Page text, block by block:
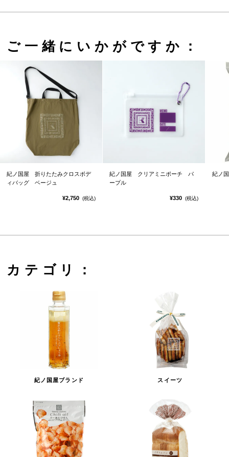
ご一緒にいかがですか：
紀ノ国屋 折りたたみクロスボデ
ィバッグ ベージュ
¥2,750 (税込)
紀ノ国屋 クリアミニポーチ パ
ープル
¥330 (税込)
紀ノ
カテゴリ：
紀ノ国屋ブランド スイーツ